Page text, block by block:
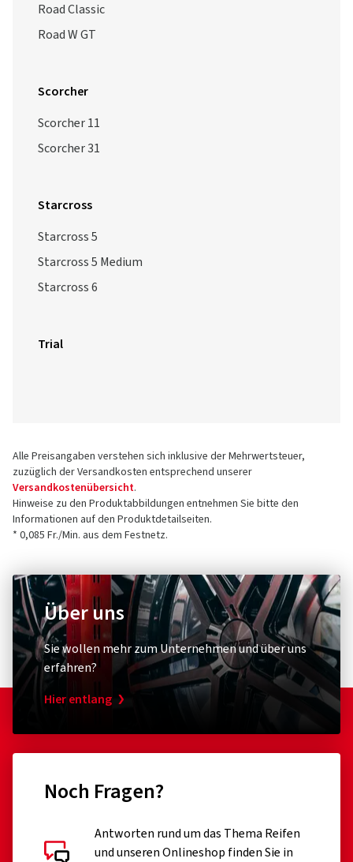
Road Classic
Road W GT
Scorcher
Scorcher 11
Scorcher 31
Starcross
Starcross 5
Starcross 5 Medium
Starcross 6
Trial
Alle Preisangaben verstehen sich inklusive der Mehrwertsteuer,
zuzüglich der Versandkosten entsprechend unserer
Versandkostenübersicht.
Hinweise zu den Produktabbildungen entnehmen Sie bitte den
Informationen auf den Produktdetailseiten.
* 0,085 Fr./Min. aus dem Festnetz.
Über uns
Sie wollen mehr zum Unternehmen und über uns
erfahren?
Hier entlang
Noch Fragen?
Antworten rund um das Thema Reifen
und unseren Onlineshop finden Sie in